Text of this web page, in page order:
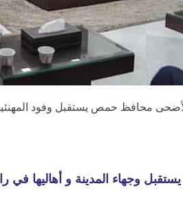
وجهاء المدينة و أهاليها في